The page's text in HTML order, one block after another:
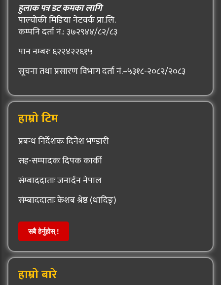
हुलाक पत्र डट कमका लागि
पाल्चोकी मिडिया नेटवर्क प्रा.लि.
कम्पनि दर्ता नं.: ३७२९४४/८२/८३
पान नम्बरः ६२२४२२६१५
सूचना तथा प्रसारण विभाग दर्ता नं.–५३१८-२०८२/२०८३
हाम्रो टिम
प्रबन्ध निर्देशकः दिनेश भण्डारी
सह-सम्पादकः दिपक कार्की
संम्बाददाताः जनार्दन नेपाल
संम्बाददाताः केशब श्रेष्ठ (धादिङ्)
सबै हेर्नुहोस् !
हाम्रो बारे